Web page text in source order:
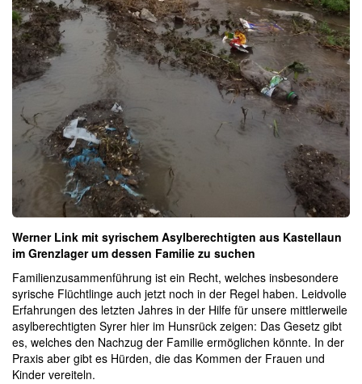
Werner Link mit syrischem Asylberechtigten aus Kastellaun
im Grenzlager um dessen Familie zu suchen
Familienzusammenführung ist ein Recht, welches insbesondere
syrische Flüchtlinge auch jetzt noch in der Regel haben. Leidvolle
Erfahrungen des letzten Jahres in der Hilfe für unsere mittlerweile
asylberechtigten Syrer hier im Hunsrück zeigen: Das Gesetz gibt
es, welches den Nachzug der Familie ermöglichen könnte. In der
Praxis aber gibt es Hürden, die das Kommen der Frauen und
Kinder vereiteln.